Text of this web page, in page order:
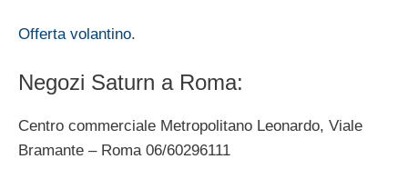
Offerta volantino.
Negozi Saturn a Roma:
Centro commerciale Metropolitano Leonardo, Viale
Bramante – Roma 06/60296111